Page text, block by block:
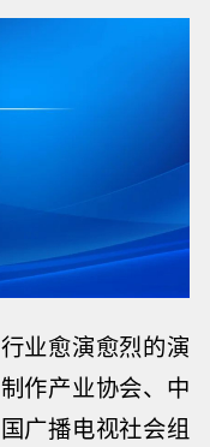
业愈演愈烈的演
作产业协会、中
广播电视社会组